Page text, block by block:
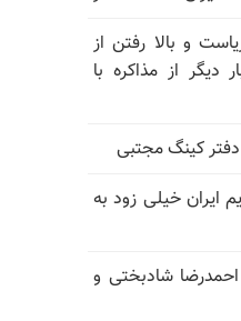
و بالا رفتن از
دیگر از مذاکره با
کینگ مجتبی
ایران خیلی زود به
تیرباران احمدرضا شادبختی و